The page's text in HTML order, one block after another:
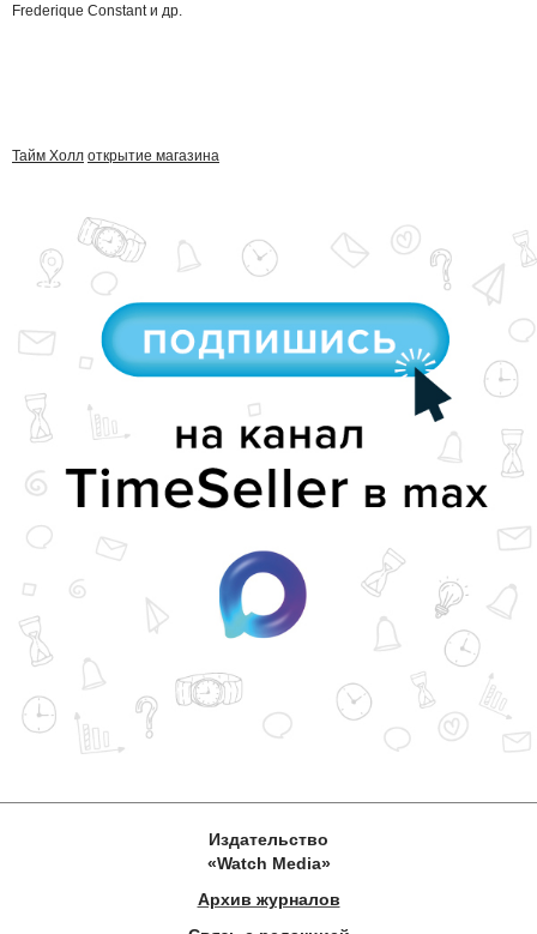
Frederique Constant и др.
Тайм Холл открытие магазина
Издательство
«Watch Media»
Архив журналов